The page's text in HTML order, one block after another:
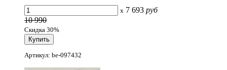
x 7 693 руб
10 990
Скидка 30%
Артикул: be-097432